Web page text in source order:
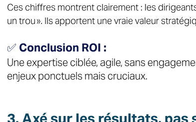
Ces chiffres montrent clairement : les
un trou ». Ils apportent une vraie valeur
✅ Conclusion ROI :
Une expertise ciblée, agile, sans
enjeux ponctuels mais cruciaux.
3. Axé sur les résultats,